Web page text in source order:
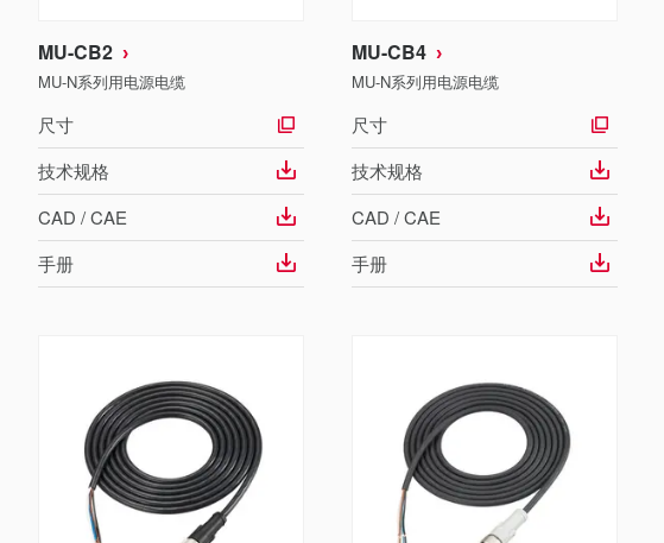
MU-CB2
MU-N系列用电源电缆
尺寸
技术规格
CAD / CAE
手册
MU-CB4
MU-N系列用电源电缆
尺寸
技术规格
CAD / CAE
手册